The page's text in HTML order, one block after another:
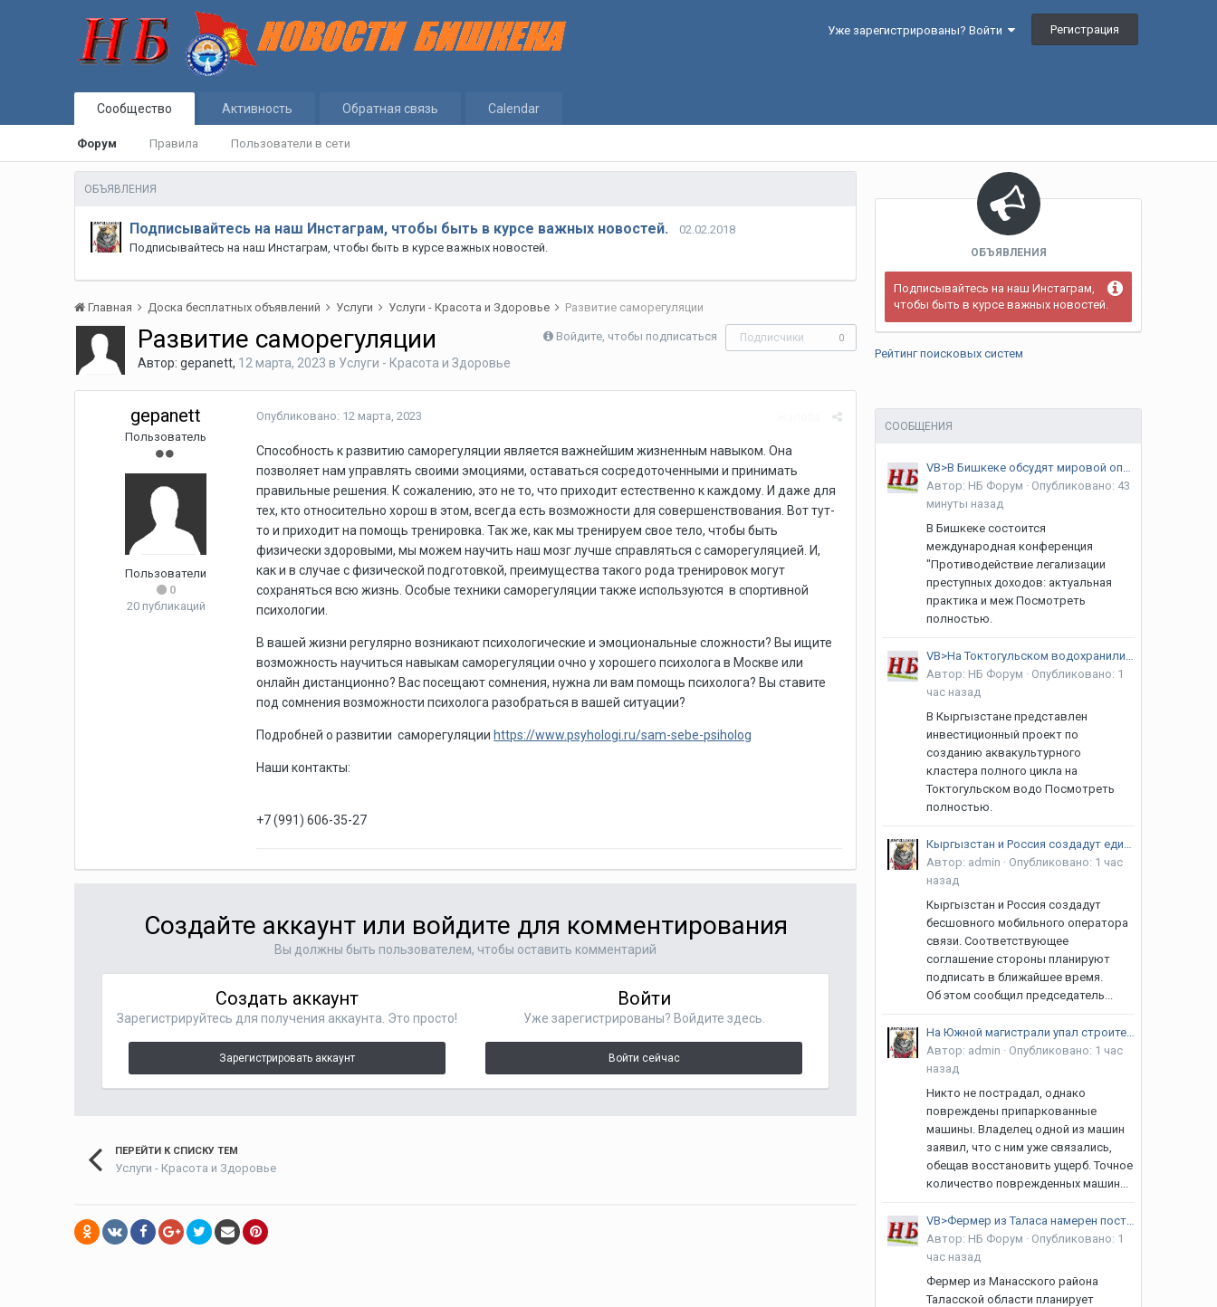
Уже зарегистрированы? Войти Регистрация
Сообщество
Форум Правила Пользователи в сети
Активность Обратная связь Calendar
ОБЪЯВЛЕНИЯ
Подписывайтесь на наш Инстаграм, чтобы быть в курсе важных новостей.
02.02.2018
Подписывайтесь на наш Инстаграм, чтобы быть в курсе важных новостей.
Главная Доска бесплатных объявлений Услуги Услуги - Красота и Здоровье Развитие саморегуляции
Войдите, чтобы подписаться Подписчики 0
Развитие саморегуляции
Автор:gepanett, 12 марта, 2023 в Услуги - Красота и Здоровье
gepanett
Пользователь
Пользователи
0
20 публикаций
Опубликовано: 12 марта, 2023
Способность к развитию саморегуляции является важнейшим жизненным навыком. Она
позволяет нам управлять своими эмоциями, оставаться сосредоточенными и принимать
правильные решения. К сожалению, это не то, что приходит естественно к каждому. И даже для
тех, кто относительно хорош в этом, всегда есть возможности для совершенствования. Вот тут-
то и приходит на помощь тренировка. Так же, как мы тренируем свое тело, чтобы быть
физически здоровыми, мы можем научить наш мозг лучше справляться с саморегуляцией. И,
как и в случае с физической подготовкой, преимущества такого рода тренировок могут
сохраняться всю жизнь. Особые техники саморегуляции также используются в спортивной
психологии.
В вашей жизни регулярно возникают психологические и эмоциональные сложности? Вы ищите
возможность научиться навыкам саморегуляции очно у хорошего психолога в Москве или
онлайн дистанционно? Вас посещают сомнения, нужна ли вам помощь психолога? Вы ставите
под сомнения возможности психолога разобраться в вашей ситуации?
Подробней о развитии саморегуляции https://www.psyhologi.ru/sam-sebe-psiholog
Наши контакты:
+7 (991) 606-35-27
Создайте аккаунт или войдите для комментирования
Вы должны быть пользователем, чтобы оставить комментарий
Создать аккаунт
Зарегистрируйтесь для получения аккаунта. Это просто!
Зарегистрировать аккаунт
Войти
Уже зарегистрированы? Войдите здесь.
Войти сейчас
ПЕРЕЙТИ К СПИСКУ ТЕМ
Услуги - Красота и Здоровье
ОБЪЯВЛЕНИЯ
Подписывайтесь на наш Инстаграм,
чтобы быть в курсе важных новостей.
Рейтинг поисковых систем
СООБЩЕНИЯ
VB>В Бишкеке обсудят мировой опыт борьбы с легализацией преступных доходов
Автор: НБ Форум · Опубликовано: 43
минуты назад
В Бишкеке состоится
международная конференция
"Противодействие легализации
преступных доходов: актуальная
практика и меж Посмотреть
полностью.
VB>На Токтогульском водохранилище планируют создать аквакультурный кластер
Автор: НБ Форум · Опубликовано: 1
час назад
В Кыргызстане представлен
инвестиционный проект по
созданию аквакультурного
кластера полного цикла на
Токтогульском водо Посмотреть
полностью.
Кыргызстан и Россия создадут единого мобильного оператора
Автор: admin · Опубликовано: 1 час
назад
Кыргызстан и Россия создадут
бесшовного мобильного оператора
связи. Соответствующее
соглашение стороны планируют
подписать в ближайшее время.
Об этом сообщил председатель...
На Южной магистрали упал строительный кран. Повреждены автомобили
Автор: admin · Опубликовано: 1 час
назад
Никто не пострадал, однако
повреждены припаркованные
машины. Владелец одной из машин
заявил, что с ним уже связались,
обещав восстановить ущерб. Точное
количество поврежденных машин...
VB>Фермер из Таласа намерен построить крупный птицеводческий комплекс
Автор: НБ Форум · Опубликовано: 1
час назад
Фермер из Манасского района
Таласской области планирует